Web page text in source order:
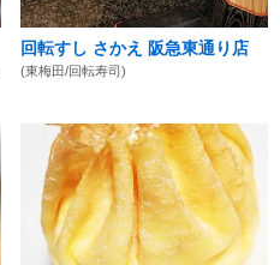
回転すし さかえ 阪急東通り店
(東梅田/回転寿司)